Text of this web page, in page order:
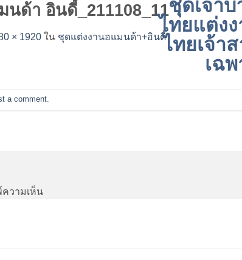
นด้า อินดี้_211108_11
× 1920 ใน ชุดแต่งงานอแมนด้า+อินดี้
a comment
ความเห็น